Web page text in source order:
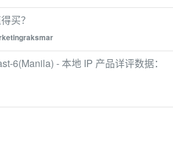
买？
6(Manila) - 本地 IP 产品详评数据：